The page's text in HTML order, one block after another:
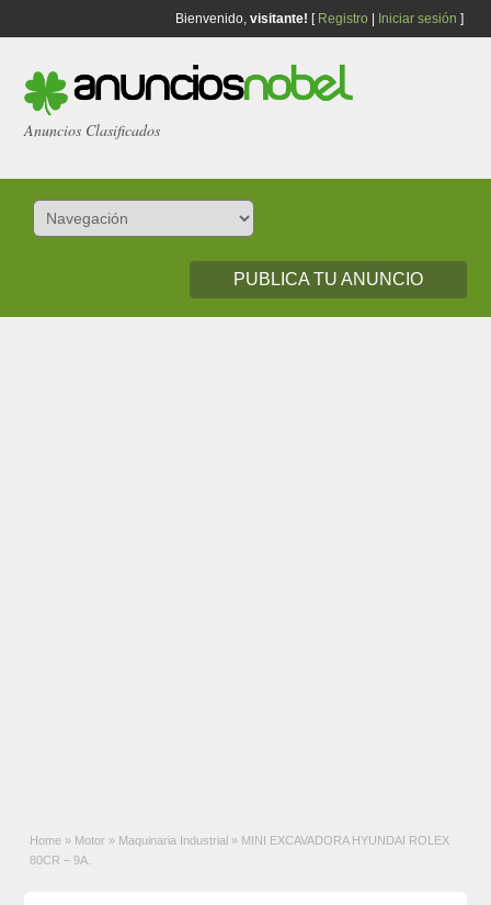
Bienvenido, visitante! [ Registro Iniciar sesión ]
Anuncios Clasificados
PUBLICA TU ANUNCIO
Home » Motor » Maquinaria Industrial » MINI EXCAVADORA HYUNDAI ROLEX
80CR – 9A.